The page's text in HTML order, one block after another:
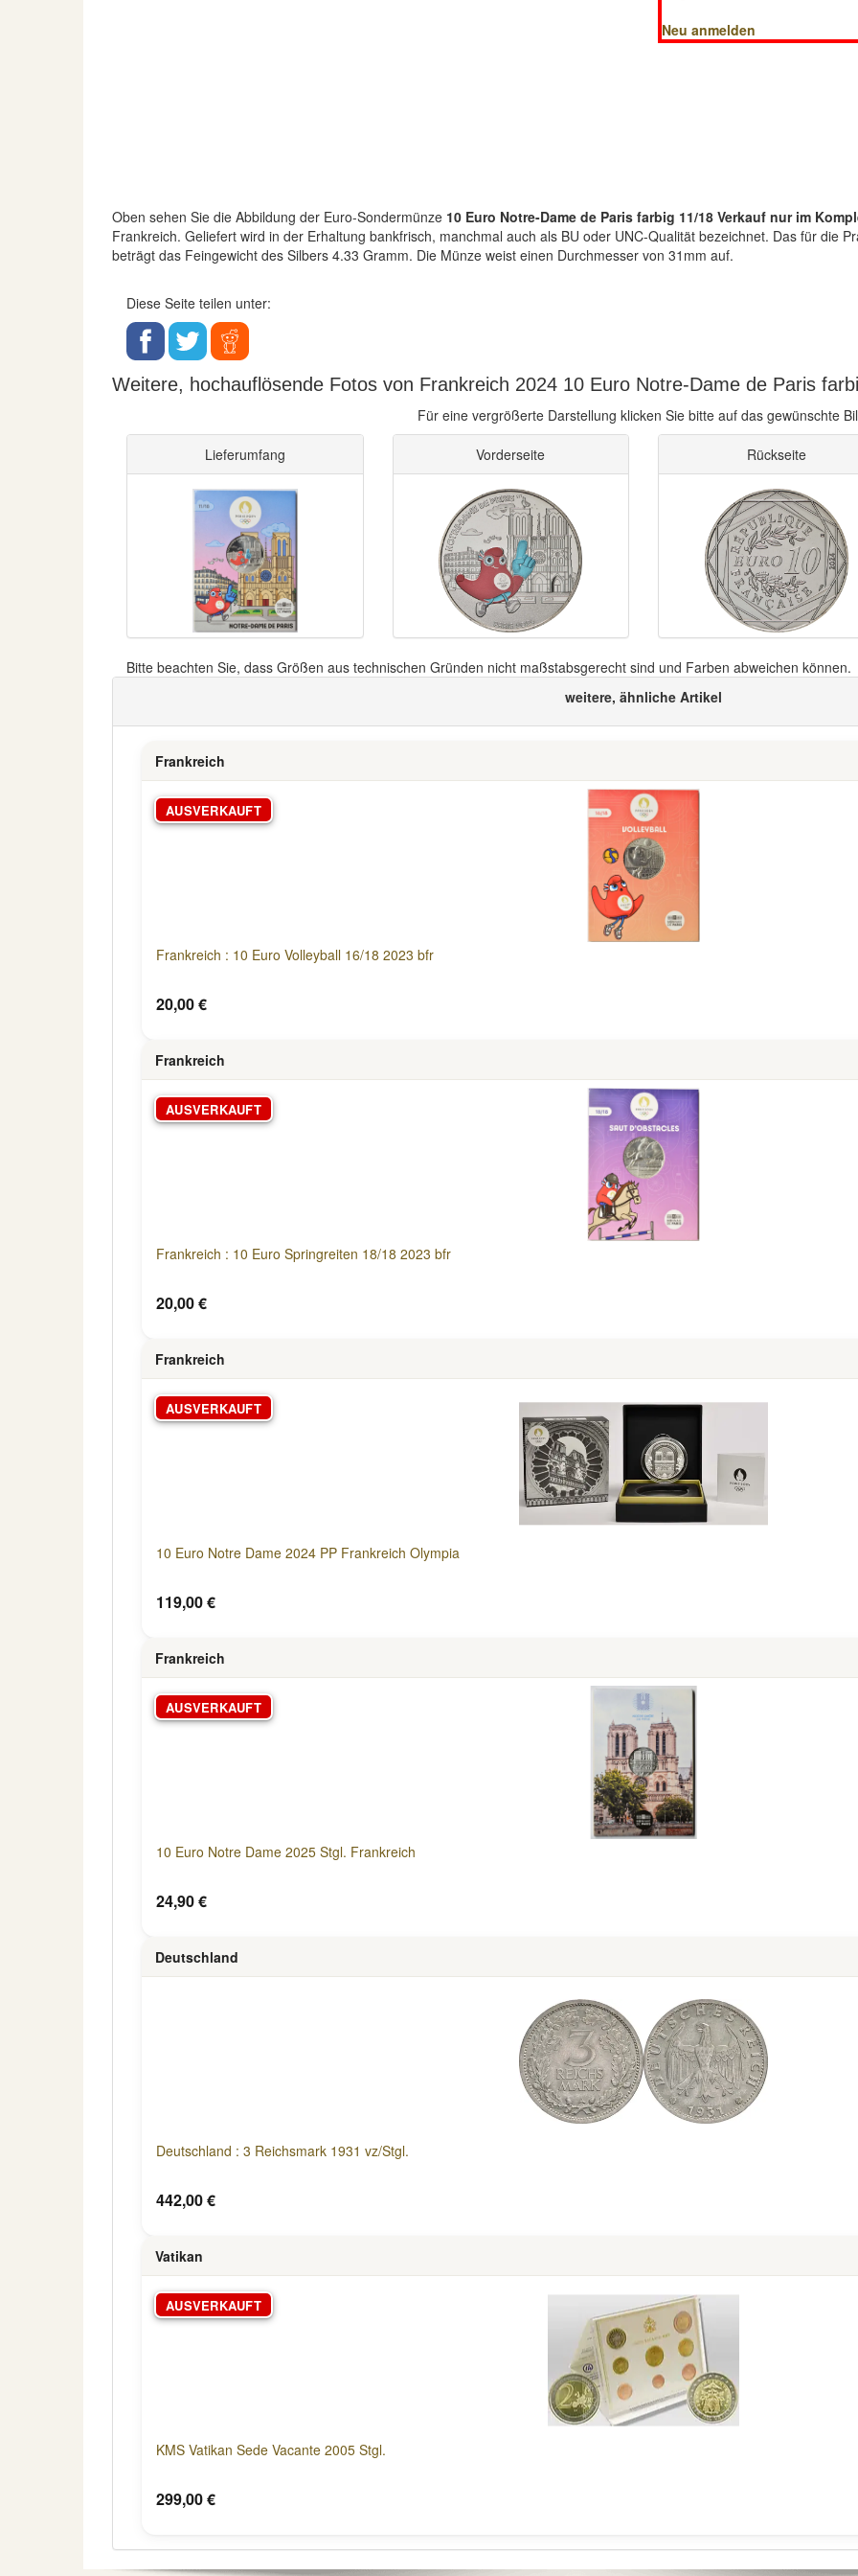
Neu anmelden
Oben sehen Sie die Abbildung der Euro-Sondermünze 10 Euro Notre-Dame de Paris farbig 11/18 Verkauf nur im
Frankreich. Geliefert wird in der Erhaltung bankfrisch, manchmal auch als BU oder UNC-Qualität bezeichnet. Das für die
beträgt das Feingewicht des Silbers 4.33 Gramm. Die Münze weist einen Durchmesser von 31mm auf.
Diese Seite teilen unter:
Weitere, hochauflösende Fotos von Frankreich 2024 10 Euro Notre-Dame de Paris
Für eine vergrößerte Darstellung klicken Sie bitte auf das gewünschte
Lieferumfang Vorderseite Rückseite
Bitte beachten Sie, dass Größen aus technischen Gründen nicht maßstabsgerecht sind und Farben abweichen können.
weitere, ähnliche Artikel
Frankreich
AUSVERKAUFT
Frankreich : 10 Euro Volleyball 16/18 2023 bfr
20,00 €
Frankreich
AUSVERKAUFT
Frankreich : 10 Euro Springreiten 18/18 2023 bfr
20,00 €
Frankreich
AUSVERKAUFT
10 Euro Notre Dame 2024 PP Frankreich Olympia
119,00 €
Frankreich
AUSVERKAUFT
10 Euro Notre Dame 2025 Stgl. Frankreich
24,90 €
Deutschland
Deutschland : 3 Reichsmark 1931 vz/Stgl.
442,00 €
Vatikan
AUSVERKAUFT
KMS Vatikan Sede Vacante 2005 Stgl.
299,00 €